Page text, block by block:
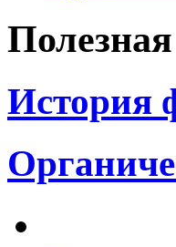
История